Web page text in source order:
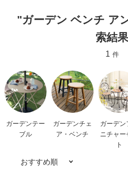
"ガーデン ベンチ ア
索結果
1 件
ガーデンテー
ブル
ガーデンチェ
ア・ベンチ
ガーデン
ニチャー
ト
おすすめ順